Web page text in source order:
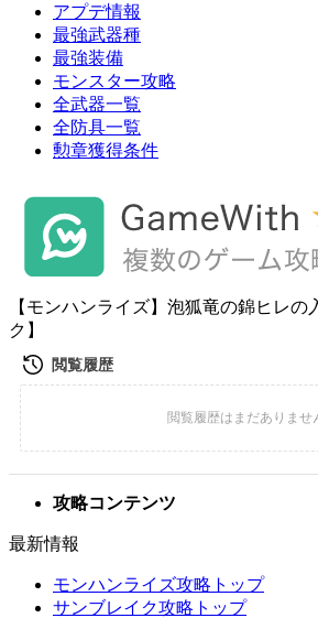
アプデ情報
最強武器種
最強装備
モンスター攻略
全武器一覧
全防具一覧
勲章獲得条件
【モンハンライズ】泡狐竜の錦ヒレの
ク】
攻略コンテンツ
最新情報
モンハンライズ攻略トップ
サンブレイク攻略トップ